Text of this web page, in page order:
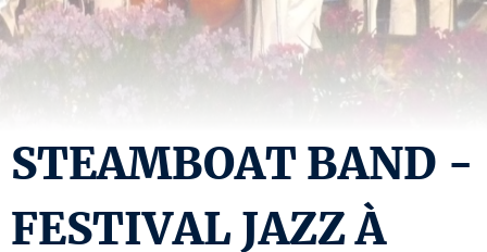
STEAMBOAT BAND -
FESTIVAL JAZZ À